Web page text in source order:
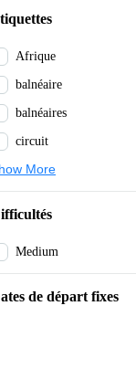
Afrique
balnéaire
balnéaires
circuit
More
Medium
de départ fixes